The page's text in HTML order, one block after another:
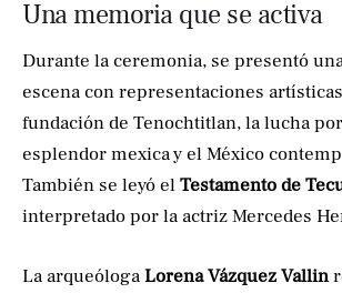
Una memoria que se activa
Durante la ceremonia, se presentó
escena con representaciones
fundación de Tenochtitlan, la lucha
esplendor mexica y el México
También se leyó elTestamento de
interpretado por la actriz Mercedes
La arqueólogaLorena Vázquez Vallin